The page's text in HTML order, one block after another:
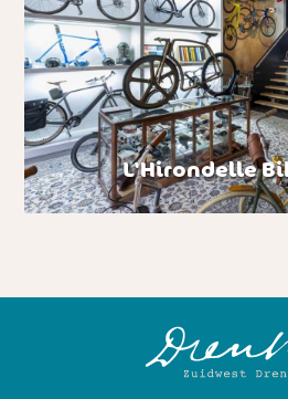
L'Hirondelle